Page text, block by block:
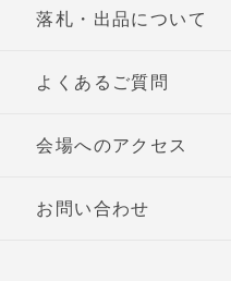
落札・出品について
よくあるご質問
会場へのアクセス
お問い合わせ